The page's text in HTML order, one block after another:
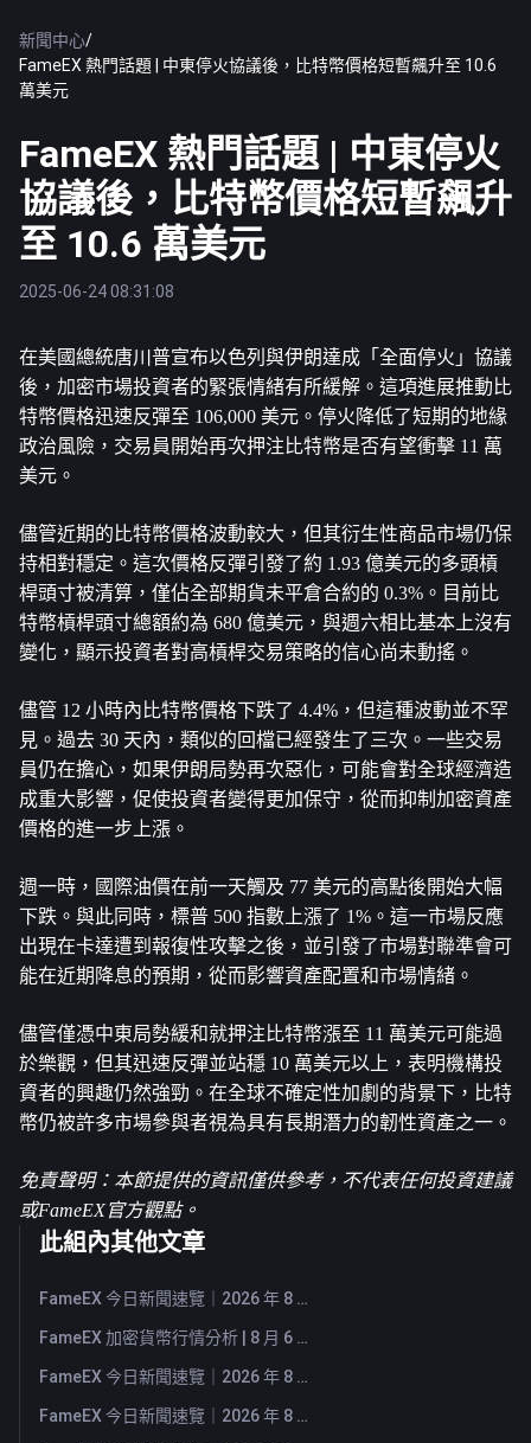
新聞中心/
FameEX 熱門話題 | 中東停火協議後，比特幣價格短暫飆升至 10.6
萬美元
FameEX 熱門話題 | 中東停火
協議後，比特幣價格短暫飆升
至 10.6 萬美元
2025-06-24 08:31:08
在美國總統唐川普宣布以色列與伊朗達成「全面停火」協議
後，加密市場投資者的緊張情緒有所緩解。這項進展推動 比
特幣價格迅速反彈至 106,000 美元。停火降低了短期的地緣
政治風險，交易員開始再次押注比特幣是否有望衝擊 11 萬
美元。
儘管近期的比特幣價格波動較大，但其衍生性商品市場仍保
持相對穩定。這次價格反彈引發了約 1.93 億美元的多頭槓
桿頭寸被清算，僅佔全部期貨未平倉合約的 0.3%。目前比
特幣槓桿頭寸總額約為 680 億美元，與週六相比基本上沒有
變化，顯示投資者對高槓桿交易策略的信心尚未動搖。
儘管 12 小時內比特幣價格下跌了 4.4%，但這種波動並不罕
見。過去 30 天內，類似的回檔已經發生了三次。一些交易
員仍在擔心，如果伊朗局勢再次惡化，可能會對全球經濟造
成重大影響，促使投資者變得更加保守，從而抑制加密資產
價格的進一步上漲。
週一時，國際油價在前一天觸及 77 美元的高點後開始大幅
下跌。與此同時，標普 500 指數上漲了 1%。這一市場反應
出現在卡達遭到報復性攻擊之後，並引發了市場對聯準會可
能在近期降息的預期，從而影響資產配置和市場情緒。
儘管僅憑中東局勢緩和就押注比特幣漲至 11 萬美元可能過
於樂觀，但其迅速反彈並站穩 10 萬美元以上，表明機構投
資者的興趣仍然強勁。在全球不確定性加劇的背景下，比特
幣仍被許多市場參與者視為具有長期潛力的韌性資產之一。
免責聲明：本節提供的資訊僅供參考，不代表任何投資建議
或FameEX官方觀點。
此組內其他文章
FameEX 今日新聞速覽｜2026 年 8 月 7 日
FameEX 加密貨幣行情分析 | 8 月 6 日, 2026
FameEX 今日新聞速覽｜2026 年 8 月 6 日
FameEX 今日新聞速覽｜2026 年 8 月 5 日